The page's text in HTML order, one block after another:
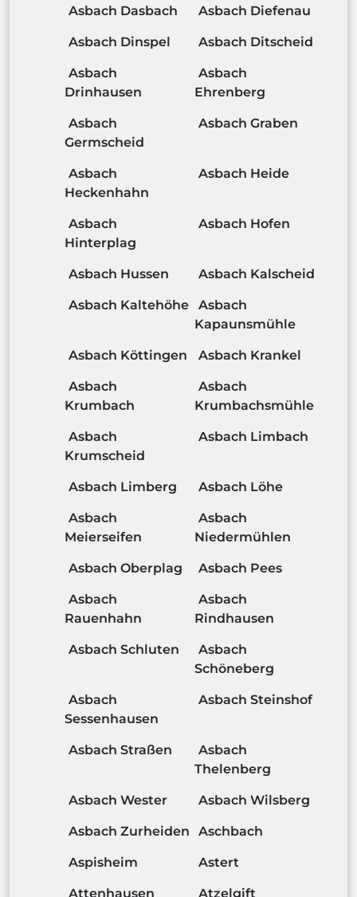
Asbach Dasbach Asbach Diefenau
Asbach Dinspel Asbach Ditscheid
Asbach
Drinhausen
Asbach
Ehrenberg
Asbach
Germscheid
Asbach Graben
Asbach
Heckenhahn
Asbach Heide
Asbach
Hinterplag
Asbach Hofen
Asbach Hussen Asbach Kalscheid
Asbach Kaltehöhe
Asbach
Kapaunsmühle
Asbach Köttingen Asbach Krankel
Asbach
Krumbach
Asbach
Krumbachsmühle
Asbach
Krumscheid
Asbach Limbach
Asbach Limberg Asbach Löhe
Asbach
Meierseifen
Asbach
Niedermühlen
Asbach Oberplag Asbach Pees
Asbach
Rauenhahn
Asbach
Rindhausen
Asbach Schluten
Asbach
Schöneberg
Asbach
Sessenhausen
Asbach Steinshof
Asbach Straßen
Asbach
Thelenberg
Asbach Wester Asbach Wilsberg
Asbach Zurheiden Aschbach
Aspisheim Astert
Attenhausen Atzelgift